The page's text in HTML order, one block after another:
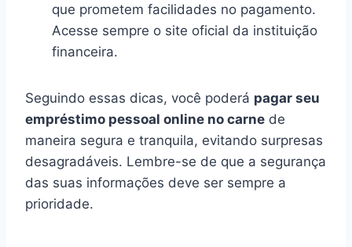
que prometem facilidades no pagamento.
Acesse sempre o site oficial da instituição
financeira.
Seguindo essas dicas, você poderá pagar seu
empréstimo pessoal online no carne de
maneira segura e tranquila, evitando surpresas
desagradáveis. Lembre-se de que a segurança
das suas informações deve ser sempre a
prioridade.